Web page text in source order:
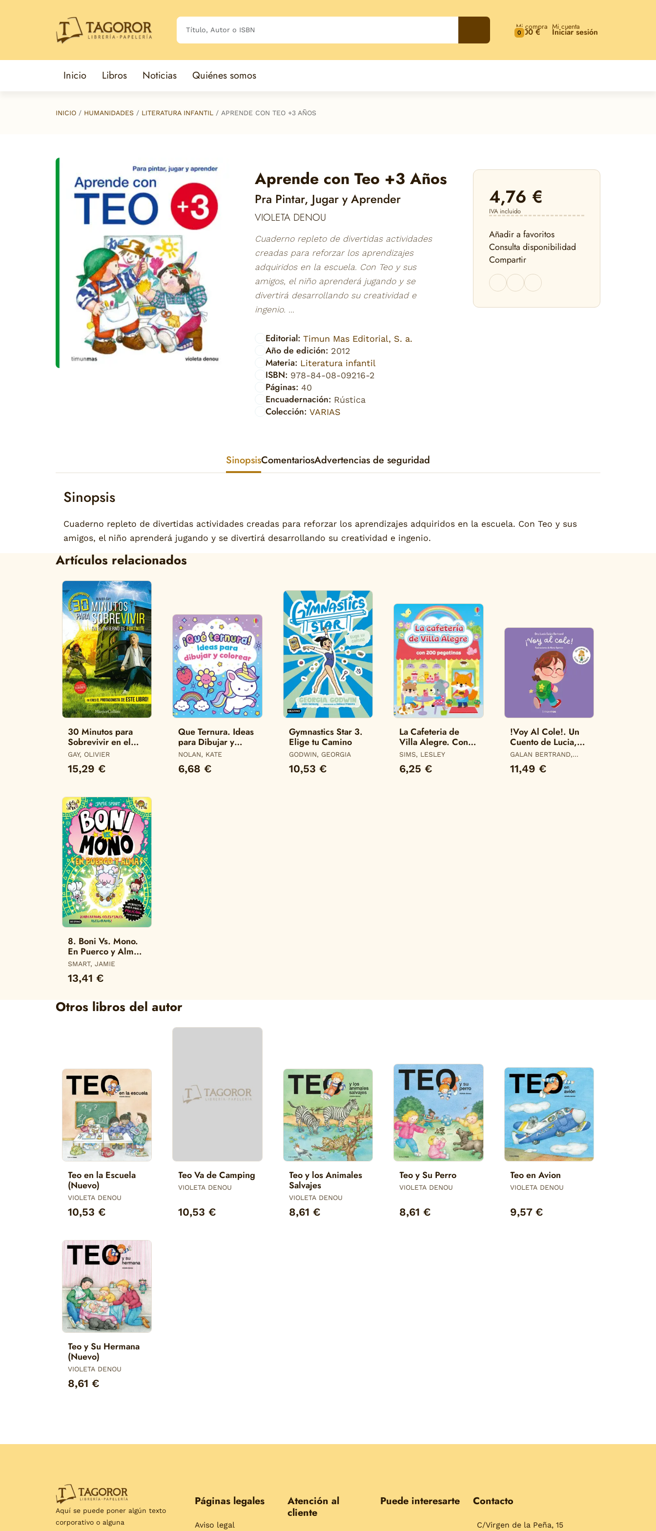
0
Mi compra
0,00 € Mi cuenta
Iniciar sesión
Inicio Libros Noticias Quiénes somos
INICIO HUMANIDADES LITERATURA INFANTIL APRENDE CON TEO +3 AÑOS
Aprende con Teo +3 Años
Pra Pintar, Jugar y Aprender
VIOLETA DENOU
Cuaderno repleto de divertidas actividades
creadas para reforzar los aprendizajes
adquiridos en la escuela. Con Teo y sus
amigos, el niño aprenderá jugando y se
divertirá desarrollando su creatividad e
ingenio. ...
Editorial: Timun Mas Editorial, S. a.
Año de edición: 2012
Materia: Literatura infantil
ISBN: 978-84-08-09216-2
Páginas: 40
Encuadernación: Rústica
Colección: VARIAS
4,76 €
IVA incluido
Añadir a favoritos
Consulta disponibilidad
Compartir
SinopsisComentariosAdvertencias de seguridad
Sinopsis
Cuaderno repleto de divertidas actividades creadas para reforzar los aprendizajes adquiridos en la escuela. Con Teo y sus
amigos, el niño aprenderá jugando y se divertirá desarrollando su creatividad e ingenio.
Artículos relacionados
30 Minutos para
Sobrevivir en el
Infierno de Fortnite
GAY, OLIVIER
15,29 €
Que Ternura. Ideas
para Dibujar y
Colorear
NOLAN, KATE
6,68 €
Gymnastics Star 3.
Elige tu Camino
GODWIN, GEORGIA
10,53 €
La Cafeteria de
Villa Alegre. Con
200 Pegatinas
SIMS, LESLEY
6,25 €
!Voy Al Cole!. Un
Cuento de Lucia,
mi Pediatra
GALAN BERTRAND,
11,49 €
8. Boni Vs. Mono.
En Puerco y Alma.
(Boni Vs. Mono)
SMART, JAMIE
13,41 €
Otros libros del autor
Teo en la Escuela
(Nuevo)
VIOLETA DENOU
10,53 €
Teo Va de Camping
VIOLETA DENOU
10,53 €
Teo y los Animales
Salvajes
VIOLETA DENOU
8,61 €
Teo y Su Perro
VIOLETA DENOU
8,61 €
Teo en Avion
VIOLETA DENOU
9,57 €
Teo y Su Hermana
(Nuevo)
VIOLETA DENOU
8,61 €
Aquí se puede poner algún texto
corporativo o alguna
Páginas legales
Aviso legal
Atención al
cliente
Puede interesarte Contacto
C/Virgen de la Peña, 15